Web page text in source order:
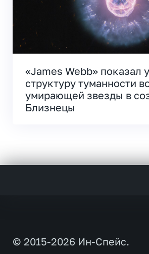
«James Webb» показал
структуру туманности
умирающей звезды в
Близнецы
© 2015-2026 Ин-Спейс.